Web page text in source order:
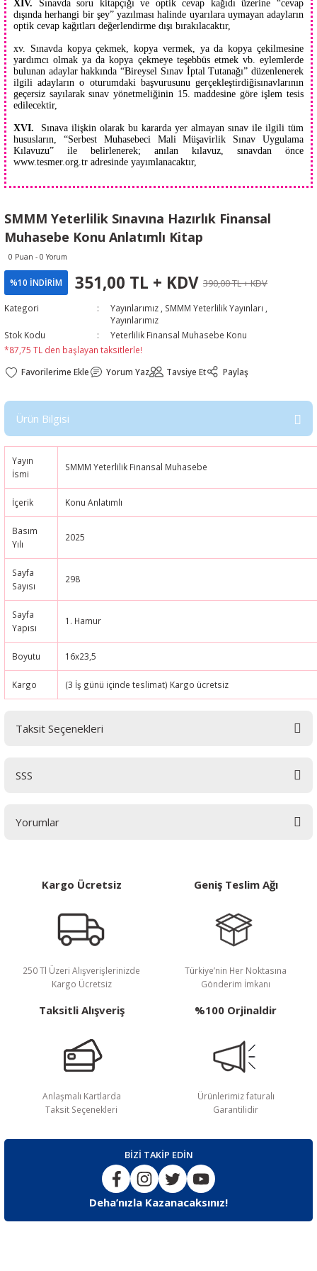
XIV. Sınavda soru kitapçığı ve optik cevap kağıdı üzerine “cevap
dışında herhangi bir şey” yazılması halinde uyarılara uymayan adayların
optik cevap kağıtları değerlendirme dışı bırakılacaktır,
xv. Sınavda kopya çekmek, kopya vermek, ya da kopya çekilmesine
yardımcı olmak ya da kopya çekmeye teşebbüs etmek vb. eylemlerde
bulunan adaylar hakkında “Bireysel Sınav İptal Tutanağı” düzenlenerek
ilgili adayların o oturumdaki başvurusunu gerçekleştirdiğisınavlarının
geçersiz sayılarak sınav yönetmeliğinin 15. maddesine göre işlem tesis
edilecektir,
XVI.
Sınava ilişkin olarak bu kararda yer almayan sınav ile ilgili tüm
hususların, “Serbest Muhasebeci Mali Müşavirlik Sınav Uygulama
Kılavuzu” ile belirlenerek; anılan kılavuz, sınavdan önce
www.tesmer.org.tr adresinde yayımlanacaktır,
SMMM Yeterlilik Sınavına Hazırlık Finansal
Muhasebe Konu Anlatımlı Kitap
0 Puan - 0 Yorum
%10 İNDİRİM 351,00 TL + KDV 390,00 TL + KDV
Kategori Yayınlarımız , SMMM Yeterlilik Yayınları ,
Yayınlarımız
Stok Kodu
Yeterlilik Finansal Muhasebe Konu
*87,75 TL den başlayan taksitlerle!
Yorum Yaz
Tavsiye Et Paylaş
Ürün Bilgisi
Yayın
İsmi
SMMM Yeterlilik Finansal Muhasebe
İçerik Konu Anlatımlı
Basım
Yılı
2025
Sayfa
Sayısı
298
Sayfa
Yapısı
1. Hamur
Boyutu 16x23,5
Kargo (3 İş günü içinde teslimat) Kargo ücretsiz
Taksit Seçenekleri
SSS
SMMM Yeterlilik Sınavına Nezaman Girebilirim
SMMM Yeterlilik Sınav Formatı Nasıl Yapılıyor
SMMM Yeterlilik Sınavında Geçme Notu Nedir
SMMM Yeterlilik Sınavına Kaç Kere Girme Hakkım Var
SMMM Yeterlilik Sınavında Not Yükseltesi Yapılabilirmi
SMMM Yeterlilik Sınav Sonuçları Sınavdan Kaç Gün Sonra Açıklanır
SMMM Yeterlilik Sınav Ücretleri Nekadar
Yorumlar
Bu ürüne ilk yorumu siz yapın!
Kargo Ücretsiz
250 Tl Üzeri Alışverişlerinizde
Kargo Ücretsiz
Geniş Teslim Ağı
Türkiye’nin Her Noktasına
Gönderim İmkanı
Taksitli Alışveriş
Anlaşmalı Kartlarda
Taksit Seçenekleri
%100 Orjinaldir
Ürünlerimiz faturalı
Garantilidir
BİZİ TAKİP EDİN
Deha’nızla Kazanacaksınız!